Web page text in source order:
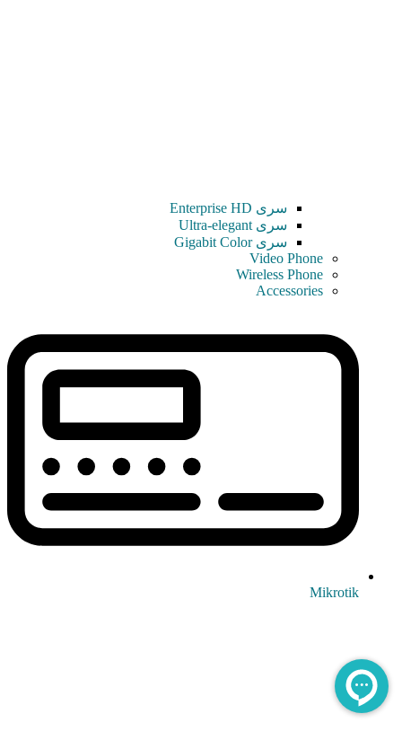
سری Enterprise HD
سری Ultra-elegant
سری Gigabit Color
Video Phone
Wireless Phone
Accessories
Mikrotik